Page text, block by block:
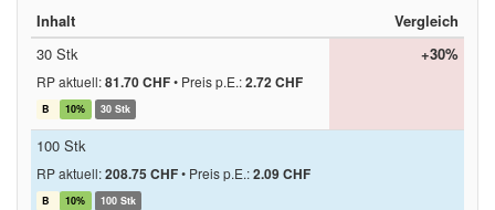
Inhalt
Vergleich
30 Stk
RP aktuell:81.70 CHF• Preis p.E.:2.72 CHF
B 10% 30 Stk
+30%
100 Stk
RP aktuell:208.75 CHF• Preis p.E.:2.09 CHF
B 10% 100 Stk